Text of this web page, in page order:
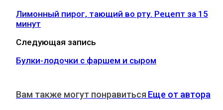
Лимонный пирог, тающий во рту. Рецепт за 15
минут
Следующая запись
Булки-лодочки с фаршем и сыром
Вам также могут понравиться Еще от автора